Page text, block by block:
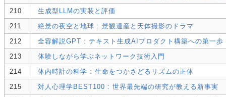
210
生成型LLMの実装と評価
211
絶景の夜空と地球 : 景観遺産と天体撮影のドラマ
212
全容解説GPT : テキスト生成AIプロダクト構築への第一歩
213
体験しながら学ぶネットワーク技術入門
214
体内時計の科学 : 生命をつかさどるリズムの正体
215
対人心理学BEST100 : 世界最先端の研究が教える新事実